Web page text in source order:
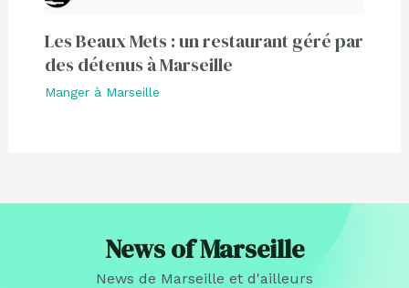
Les Beaux Mets : un restaurant géré par
des détenus à Marseille
Manger à Marseille
News of Marseille
News de Marseille et d'ailleurs